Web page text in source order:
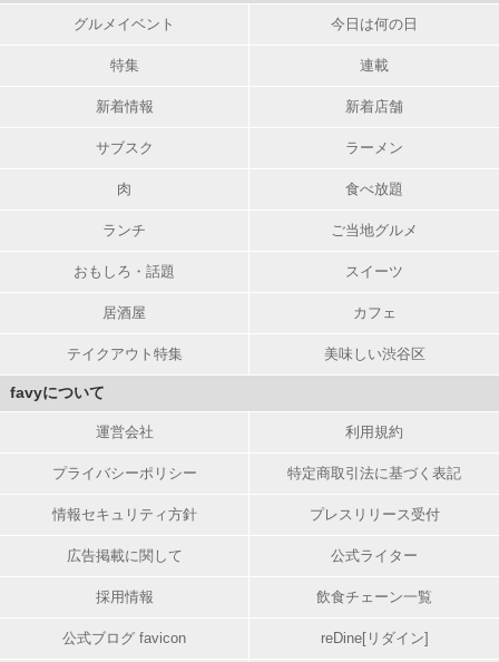
グルメイベント 今日は何の日
特集 連載
新着情報 新着店舗
サブスク ラーメン
肉 食べ放題
ランチ ご当地グルメ
おもしろ・話題 スイーツ
居酒屋 カフェ
テイクアウト特集 美味しい渋谷区
favyについて
運営会社 利用規約
プライバシーポリシー 特定商取引法に基づく表記
情報セキュリティ方針 プレスリリース受付
広告掲載に関して 公式ライター
採用情報 飲食チェーン一覧
公式ブログ favicon reDine[リダイン]